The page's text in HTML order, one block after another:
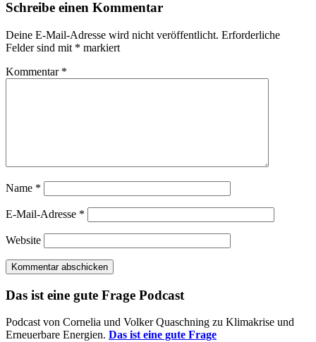
Schreibe einen Kommentar
Deine E-Mail-Adresse wird nicht veröffentlicht. Erforderliche
Felder sind mit * markiert
Kommentar *
Name *
E-Mail-Adresse *
Website
Das ist eine gute Frage Podcast
Podcast von Cornelia und Volker Quaschning zu Klimakrise und
Erneuerbare Energien. Das ist eine gute Frage